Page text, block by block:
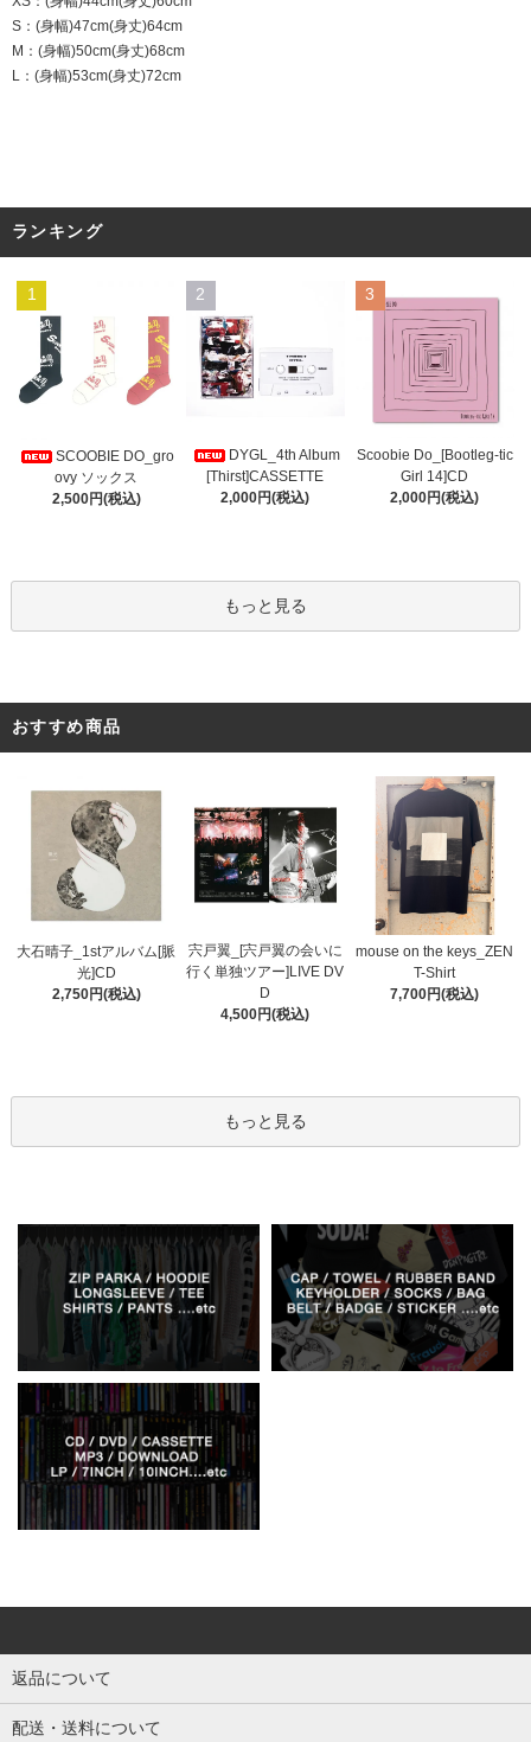
S：(身幅)47cm(身丈)64cm
M：(身幅)50cm(身丈)68cm
L：(身幅)53cm(身丈)72cm
ランキング
1
SCOOBIE DO_gro
ovy ソックス
2,500円(税込)
2
DYGL_4th Album
[Thirst]CASSETTE
2,000円(税込)
3
Scoobie Do_[Bootleg-tic
Girl 14]CD
2,000円(税込)
もっと見る
おすすめ商品
大石晴子_1stアルバム[脈
光]CD
2,750円(税込)
宍戸翼_[宍戸翼の会いに
行く単独ツアー]LIVE DV
D
4,500円(税込)
mouse on the keys_ZEN
T-Shirt
7,700円(税込)
もっと見る
返品について
配送・送料について